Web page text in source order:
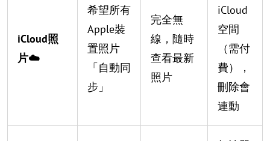
iCloud照
片☁️
希望所有
Apple裝
置照片
「自動同
步」
完全無
線，隨時
查看最新
照片
iCloud
空間
（需付
費），
刪除會
連動